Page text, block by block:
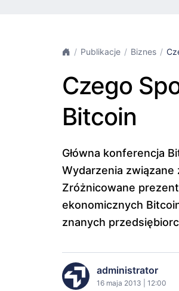
Publikacje Biznes
Czego
Bitcoin
Główna konferencja
Wydarzenia
Zróżnicowane
ekonomicznych
znanych
administrator
16 maja 2013 | 12:00